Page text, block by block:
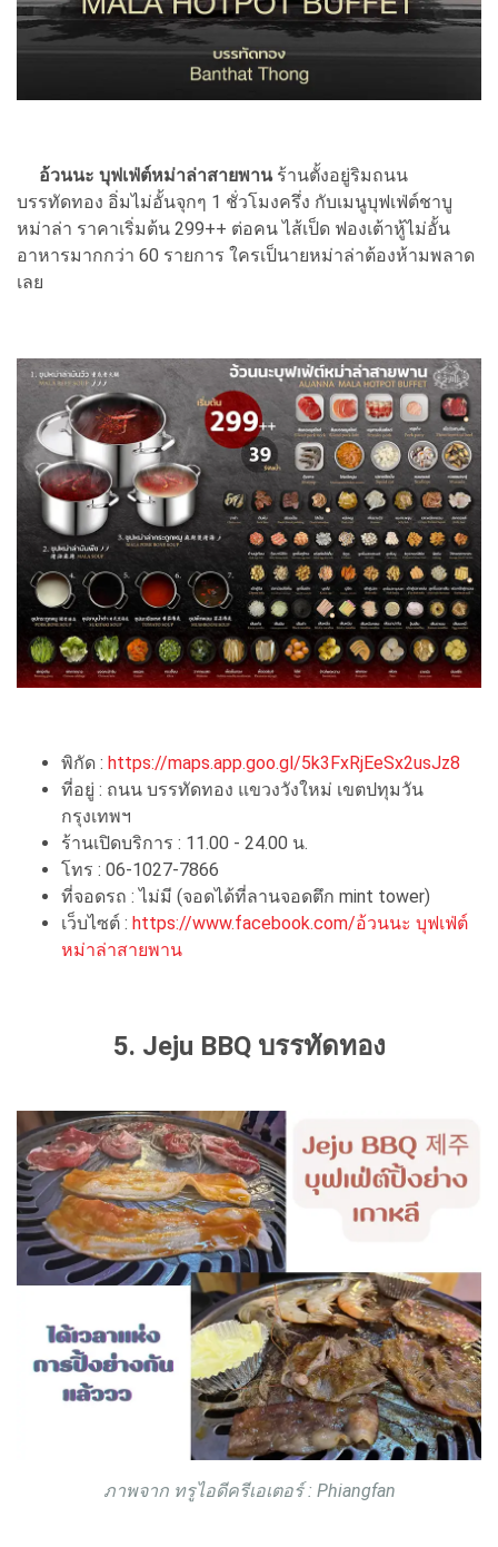
อ้วนนะ บุฟเฟ่ต์หม่าล่าสายพาน ร้านตั้งอยู่ริมถนน
บรรทัดทอง อิ่มไม่อั้นจุกๆ 1 ชั่วโมงครึ่ง กับเมนูบุฟเฟ่ต์ชาบู
หม่าล่า ราคาเริ่มต้น 299++ ต่อคน ไส้เป็ด ฟองเต้าหู้ไม่อั้น
อาหารมากกว่า 60 รายการ ใครเป็นายหม่าล่าต้องห้ามพลาด
เลย
พิกัด : https://maps.app.goo.gl/5k3FxRjEeSx2usJz8
ที่อยู่ : ถนน บรรทัดทอง แขวงวังใหม่ เขตปทุมวัน
กรุงเทพฯ
ร้านเปิดบริการ : 11.00 - 24.00 น.
โทร : 06-1027-7866
ที่จอดรถ : ไม่มี (จอดได้ที่ลานจอดตึก mint tower)
เว็บไซต์ : https://www.facebook.com/อ้วนนะ บุฟเฟ่ต์
หม่าล่าสายพาน
5. Jeju BBQ บรรทัดทอง
ภาพจาก ทรูไอดีครีเอเตอร์ : Phiangfan